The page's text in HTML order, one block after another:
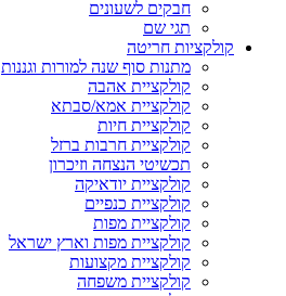
חבקים לשעונים
תגי שם
קולקציות חריטה
מתנות סוף שנה למורות וגננות
קולקציית אהבה
קולקציית אמא/סבתא
קולקציית חיות
קולקציית חרבות ברזל
תכשיטי הנצחה וזיכרון
קולקציית יודאיקה
קולקציית כנפיים
קולקציית מפות
קולקציית מפות וארץ ישראל
קולקציית מקצועות
קולקציית משפחה